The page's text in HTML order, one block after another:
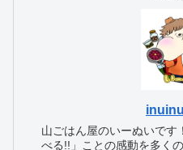
山ごはん屋のいーぬいです
べる!!」ことの感動を多く